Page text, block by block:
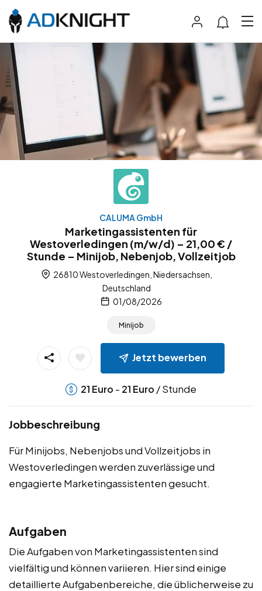
CALUMA GmbH
Marketingassistenten für
Westoverledingen (m/w/d) – 21,00 € /
Stunde – Minijob, Nebenjob, Vollzeitjob
26810 Westoverledingen, Niedersachsen,
Deutschland
01/08/2026
Minijob
Jetzt bewerben
21 Euro - 21 Euro / Stunde
Jobbeschreibung
Für Minijobs, Nebenjobs und Vollzeitjobs in
Westoverledingen werden zuverlässige und
engagierte Marketingassistenten gesucht.
Aufgaben
Die Aufgaben von Marketingassistenten sind
vielfältig und können variieren. Hier sind einige
detaillierte Aufgabenbereiche, die üblicherweise zu